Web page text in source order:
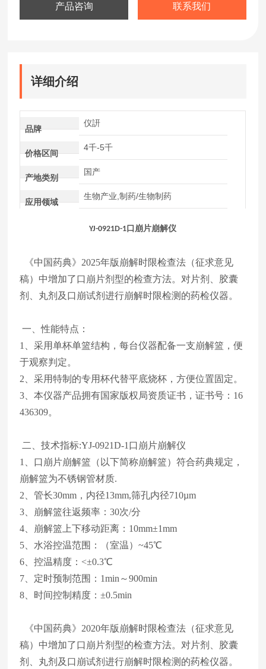
产品咨询 联系我们
详细介绍
品牌
仪訮
价格区间
4千-5千
产地类别
国产
应用领域
生物产业,制药/生物制药
YJ-0921D-1口崩片崩解仪
《中国药典》2025年版崩解时限检查法（征求意见
稿）中增加了口崩片剂型的检查方法。 对片剂、胶囊
剂、丸剂及口崩试剂进行崩解时限检测的药检仪器。
一、性能特点：
1、采用单杯单篮结构，每台仪器配备一支崩解篮，便
于观察判定。
2、采用特制的专用杯代替平底烧杯，方便位置固定。
3、本仪器产品拥有国家版权局资质证书，证书号：16
436309。
二、技术指标:YJ-0921D-1口崩片崩解仪
1、口崩片崩解篮（以下简称崩解篮）符合药典规定，
崩解篮为不锈钢管材质.
2、管长30mm，内径13mm,筛孔内径710µm
3、崩解篮往返频率：30次/分
4、崩解篮上下移动距离：10mm±1mm
5、水浴控温范围：（室温）~45℃
6、控温精度：<±0.3℃
7、定时预制范围：1min～900min
8、时间控制精度：±0.5min
《中国药典》2020年版崩解时限检查法（征求意见
稿）中增加了口崩片剂型的检查方法。 对片剂、胶囊
剂、丸剂及口崩试剂进行崩解时限检测的药检仪器。